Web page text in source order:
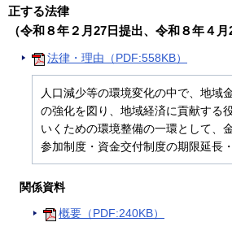
正する法律
（令和８年２月27日提出、令和８年４月
法律・理由（PDF:558KB）
人口減少等の環境変化の中で、地域
の強化を図り、地域経済に貢献する
いくための環境整備の一環として、
参加制度・資金交付制度の期限延長
関係資料
概要（PDF:240KB）